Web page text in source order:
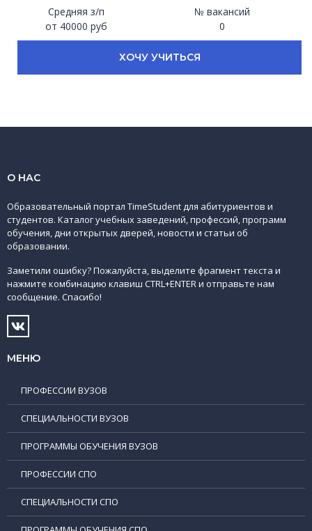
Средняя з/п
от 40000 руб
№ вакансий
0
ХОЧУ УЧИТЬСЯ
О НАС
Образовательный портал TimeStudent для абитуриентов и
студентов. Каталог учебных заведений, профессий, программ
обучения, дни открытых дверей, новости и статьи об
образовании.
Заметили ошибку? Пожалуйста, выделите фрагмент текста и
нажмите комбинацию клавиш CTRL+ENTER и отправьте нам
сообщение. Спасибо!
МЕНЮ
ПРОФЕССИИ ВУЗОВ
СПЕЦИАЛЬНОСТИ ВУЗОВ
ПРОГРАММЫ ОБУЧЕНИЯ ВУЗОВ
ПРОФЕССИИ СПО
СПЕЦИАЛЬНОСТИ СПО